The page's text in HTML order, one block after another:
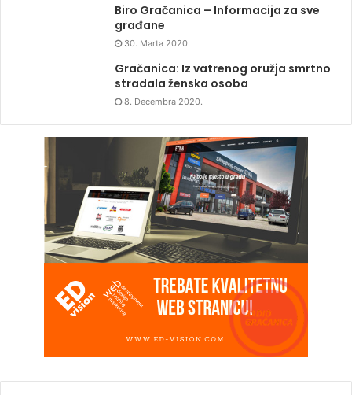
Biro Gračanica – Informacija za sve
građane
30. Marta 2020.
Gračanica: Iz vatrenog oružja smrtno
stradala ženska osoba
8. Decembra 2020.